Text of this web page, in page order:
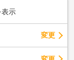
示
変更